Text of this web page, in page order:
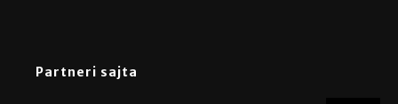
Partneri sajta